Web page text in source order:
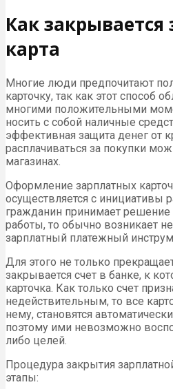
Как закрывается
карта
Многие люди предпочитают
карточку, так как этот способ
многими положительными
носить с собой наличные
эффективная защита денег от
расплачиваться за покупки
магазинах.
Оформление зарплатных
осуществляется с инициативы
гражданин принимает
работы, то обычно возникает
зарплатный платежный
Для этого не только
закрывается счет в банке, к
карточка. Как только счет
недействительным, то все
нему, становятся
поэтому ими невозможно
либо целей.
Процедура закрытия
этапы: